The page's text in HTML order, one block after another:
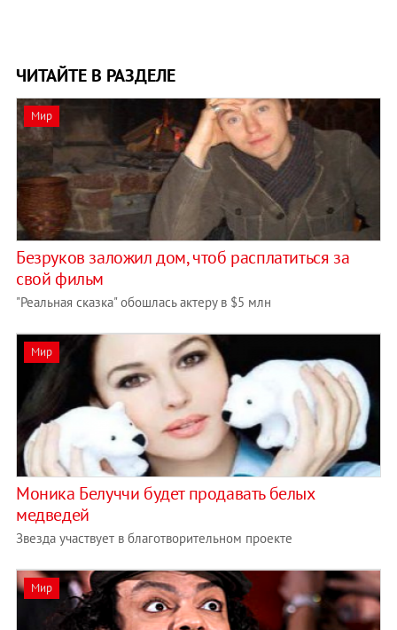
ЧИТАЙТЕ В РАЗДЕЛЕ
Мир
Безруков заложил дом, чтоб расплатиться за
свой фильм
"Реальная сказка" обошлась актеру в $5 млн
Мир
Моника Белуччи будет продавать белых
медведей
Звезда участвует в благотворительном проекте
Мир